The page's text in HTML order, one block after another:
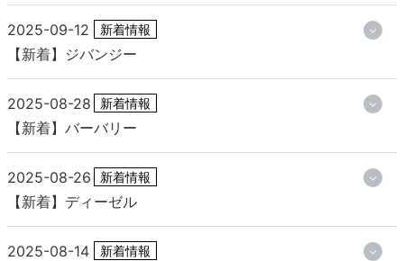
2025-09-12 新着情報
【新着】ジバンジー
2025-08-28 新着情報
【新着】バーバリー
2025-08-26 新着情報
【新着】ディーゼル
2025-08-14 新着情報